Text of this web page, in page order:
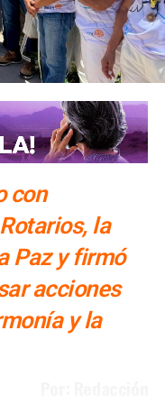
con
la
Paz y firmó
acciones
y la